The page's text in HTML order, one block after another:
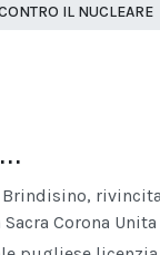
IL NUCLEARE
Brindisino,
Corona Unita